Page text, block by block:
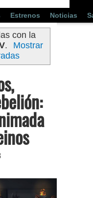
Estrenos Noticias
con la
.
Mostrar